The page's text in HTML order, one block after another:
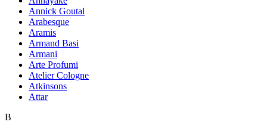
Annick Goutal
Arabesque
Aramis
Armand Basi
Armani
Arte Profumi
Atelier Cologne
Atkinsons
Attar
B